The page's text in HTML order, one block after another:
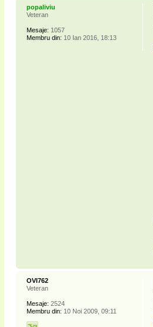
popaliviu
Veteran
Mesaje: 1057
Membru din: 10 Ian 2016, 18:13
OVI762
Veteran
Mesaje: 2524
Membru din: 10 Noi 2009, 09:11